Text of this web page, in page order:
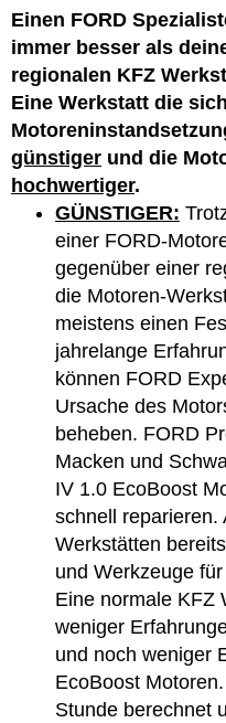
Einen FORD
immer besser als
regionalen KFZ
Eine Werkstatt die
günstiger und die
hochwertiger.
GÜNSTIGER:
einer FORD-
gegenüber einer
die Motoren-
meistens einen
jahrelange
können FORD
Ursache des
beheben. FORD
Macken und
IV 1.0 EcoBoost
schnell reparieren.
Werkstätten
und Werkzeuge
Eine normale KFZ
weniger
und noch weniger
EcoBoost
Stunde berechnet